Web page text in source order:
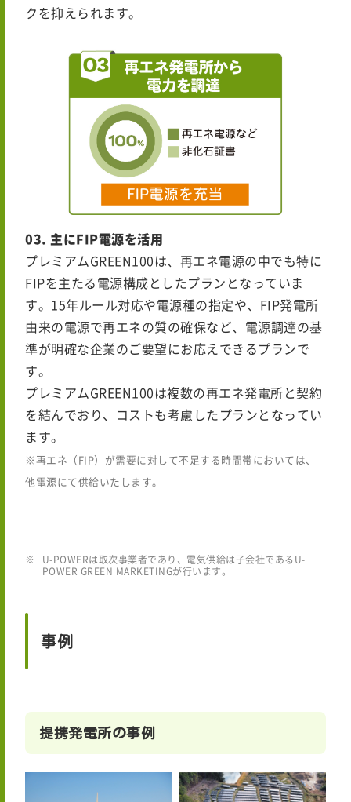
クを抑えられます。
03. 主にFIP電源を活用
プレミアムGREEN100は、再エネ電源の中でも特に
FIPを主たる電源構成としたプランとなっていま
す。15年ルール対応や電源種の指定や、FIP発電所
由来の電源で再エネの質の確保など、電源調達の基
準が明確な企業のご要望にお応えできるプランで
す。
プレミアムGREEN100は複数の再エネ発電所と契約
を結んでおり、コストも考慮したプランとなってい
ます。
※再エネ（FIP）が需要に対して不足する時間帯においては、
他電源にて供給いたします。
U-POWERは取次事業者であり、電気供給は子会社であるU-
POWER GREEN MARKETINGが行います。
事例
提携発電所の事例